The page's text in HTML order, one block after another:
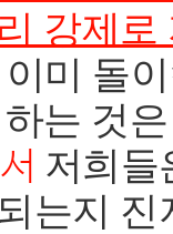
강제
이미 돌
는 것
저희들
는지